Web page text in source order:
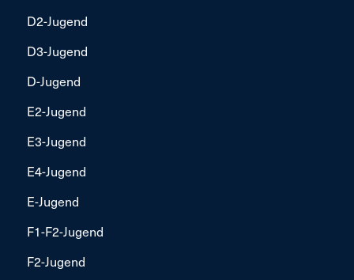
D2-Jugend
D3-Jugend
D-Jugend
E2-Jugend
E3-Jugend
E4-Jugend
E-Jugend
F1-F2-Jugend
F2-Jugend